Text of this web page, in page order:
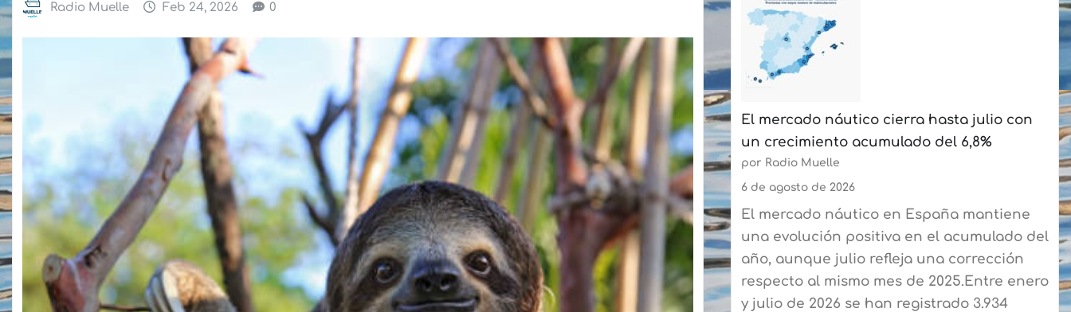
Radio Muelle Feb 24, 2026 0
El mercado náutico cierra hasta julio con
un crecimiento acumulado del 6,8%
por Radio Muelle
6 de agosto de 2026
El mercado náutico en España mantiene
una evolución positiva en el acumulado del
año, aunque julio refleja una corrección
respecto al mismo mes de 2025.Entre enero
y julio de 2026 se han registrado 3.934